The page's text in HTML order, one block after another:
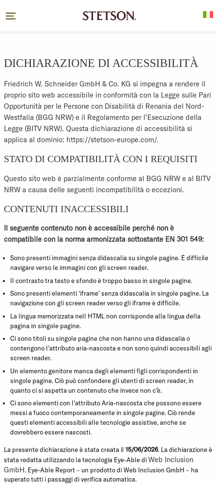
DICHIARAZIONE DI ACCESSIBILITÀ
Friedrich W. Schneider GmbH & Co. KG si impegna a rendere il
proprio sito web accessibile in conformità con la Legge sulle Pari
Opportunità per le Persone con Disabilità di Renania del Nord-
Westfalia (BGG NRW) e il Regolamento per l’Esecuzione della
Legge (BITV NRW). Questa dichiarazione di accessibilità si
applica al dominio: https://stetson-europe.com/.
STATO DI COMPATIBILITÀ CON I REQUISITI
Questo sito web è parzialmente conforme al BGG NRW e al BITV
NRW a causa delle seguenti incompatibilità o eccezioni.
CONTENUTI INACCESSIBILI
Il seguente contenuto non è accessibile perché non è
compatibile con la norma armonizzata sottostante EN 301 549:
Sono presenti immagini senza didascalia su singole pagine. È difficile
navigare verso le immagini con gli screen reader.
Il contrasto tra testo e sfondo è troppo basso in singole pagine.
Sono presenti elementi ‘iframe’ senza didascalia in singole pagine. La
navigazione con gli screen reader verso gli iframe è difficile.
La lingua memorizzata nell HTML non corrisponde alla lingua della
pagina in singole pagine.
Ci sono titoli su singole pagine che non hanno una didascalia o
contengono l’attributo aria-nascosta e non sono quindi accessibili agli
screen reader.
Un elemento genitore manca degli elementi figli corrispondenti in
singole pagine. Ciò può confondere gli utenti di screen reader, in
quanto ci si aspetta un contenuto che invece non c’è.
Ci sono elementi con l’attributo Aria-nascosta che possono essere
messi a fuoco contemporaneamente in singole pagine. Ciò rende
questi elementi accessibili alle tecnologie assistive, anche se
dovrebbero essere nascosti.
La presente dichiarazione è stata creata il15/06/2026. La dichiarazione è
stata redatta utilizzando la tecnologia Eye-Able diWeb Inclusion
GmbH. Eye-Able Report – un prodotto di Web Inclusion GmbH – ha
superato tutti i passaggi di verifica automatica.